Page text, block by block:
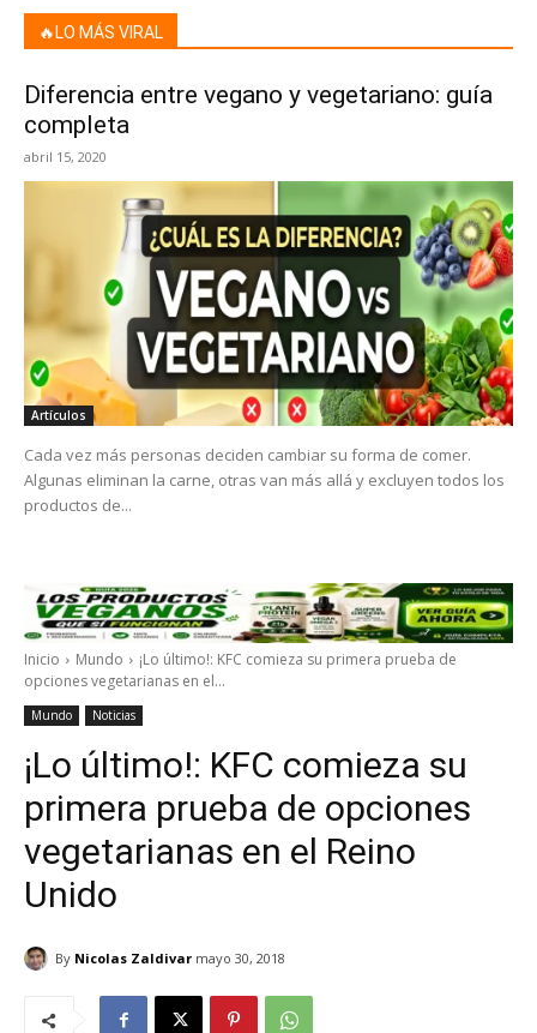
🔥LO MÁS VIRAL
Diferencia entre vegano y vegetariano: guía
completa
abril 15, 2020
Artículos
Cada vez más personas deciden cambiar su forma de comer.
Algunas eliminan la carne, otras van más allá y excluyen todos los
productos de...